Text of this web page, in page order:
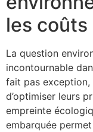
les
La question
incontournable
fait pas exception,
d’optimiser leurs
empreinte
embarquée